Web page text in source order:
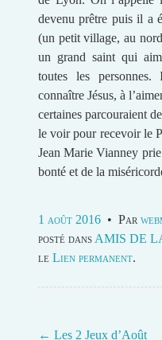
devenu prêtre puis il a
(un petit village, au
un grand saint qui
toutes les
connaître Jésus, à
certaines parcouraient
le voir pour recevoir le
Jean Marie Vianney
bonté et de la
1 août 2016 • Par
posté dans AMIS DE
le Lien permanent.
← Les 2 Jeux d’Août